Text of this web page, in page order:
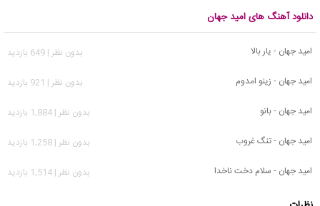
دانلود آهنگ های امید جهان
امید جهان - یار بالا
بدون نظر | 649 بازدید
امید جهان - زینو امدوم
بدون نظر | 921 بازدید
امید جهان - بانو
بدون نظر | 1,884 بازدید
امید جهان - تنگ غروب
بدون نظر | 1,258 بازدید
امید جهان - سلام دخت ناخدا
بدون نظر | 1,514 بازدید